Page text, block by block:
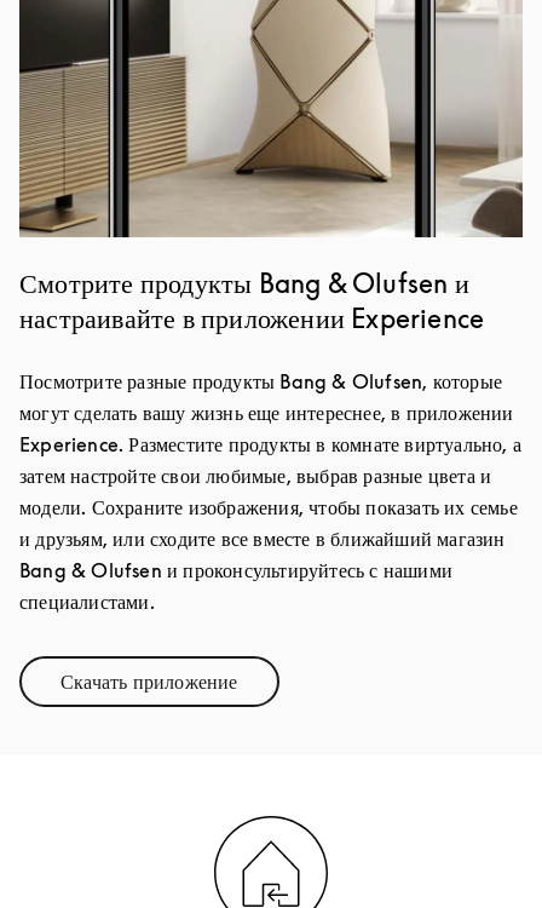
Смотрите продукты Bang & Olufsen и
настраивайте в приложении Experience
Посмотрите разные продукты Bang & Olufsen, которые
могут сделать вашу жизнь еще интереснее, в приложении
Experience. Разместите продукты в комнате виртуально, а
затем настройте свои любимые, выбрав разные цвета и
модели. Сохраните изображения, чтобы показать их семье
и друзьям, или сходите все вместе в ближайший магазин
Bang & Olufsen и проконсультируйтесь с нашими
специалистами.
Скачать приложениеLink Opens in New Tab